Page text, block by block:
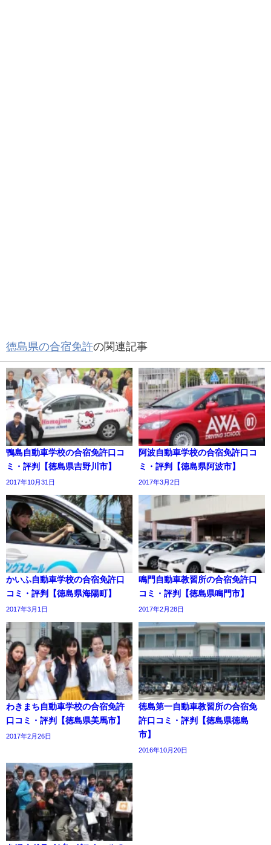
徳島県の合宿免許の関連記事
鴨島自動車学校の合宿免許口コ
ミ・評判【徳島県吉野川市】
2017年10月31日
阿波自動車学校の合宿免許口コ
ミ・評判【徳島県阿波市】
2017年3月2日
かいふ自動車学校の合宿免許口
コミ・評判【徳島県海陽町】
2017年3月1日
鳴門自動車教習所の合宿免許口
コミ・評判【徳島県鳴門市】
2017年2月28日
わきまち自動車学校の合宿免許
口コミ・評判【徳島県美馬市】
2017年2月26日
徳島第一自動車教習所の合宿免
許口コミ・評判【徳島県徳島
市】
2016年10月20日